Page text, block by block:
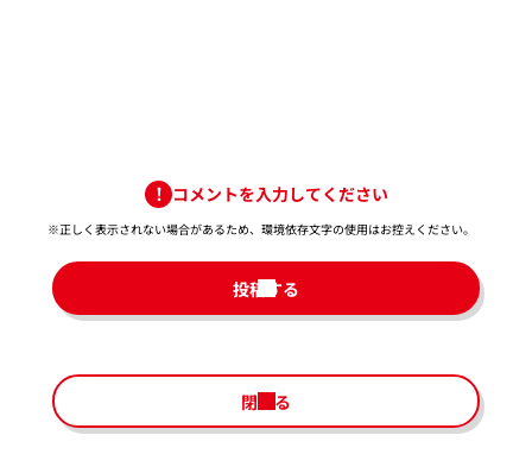
コメントを入力してください
※正しく表示されない場合があるため、環境依存文字の使用はお控えください。​
投稿する
閉じる